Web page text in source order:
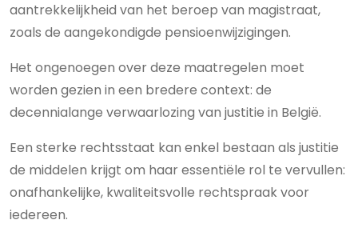
aantrekkelijkheid van het beroep van magistraat,
zoals de aangekondigde pensioenwijzigingen.
Het ongenoegen over deze maatregelen moet
worden gezien in een bredere context: de
decennialange verwaarlozing van justitie in België.
Een sterke rechtsstaat kan enkel bestaan als justitie
de middelen krijgt om haar essentiële rol te vervullen:
onafhankelijke, kwaliteitsvolle rechtspraak voor
iedereen.